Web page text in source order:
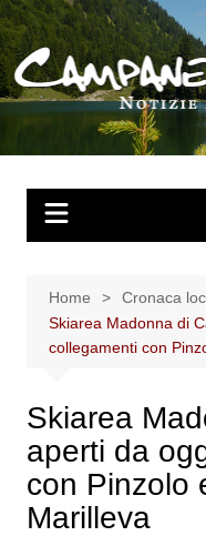
Salta
al
contenuto
Home
Cronaca
Skiarea Madonna di
collegamenti con
Skiarea
aperti da
con Pinzolo
Marilleva